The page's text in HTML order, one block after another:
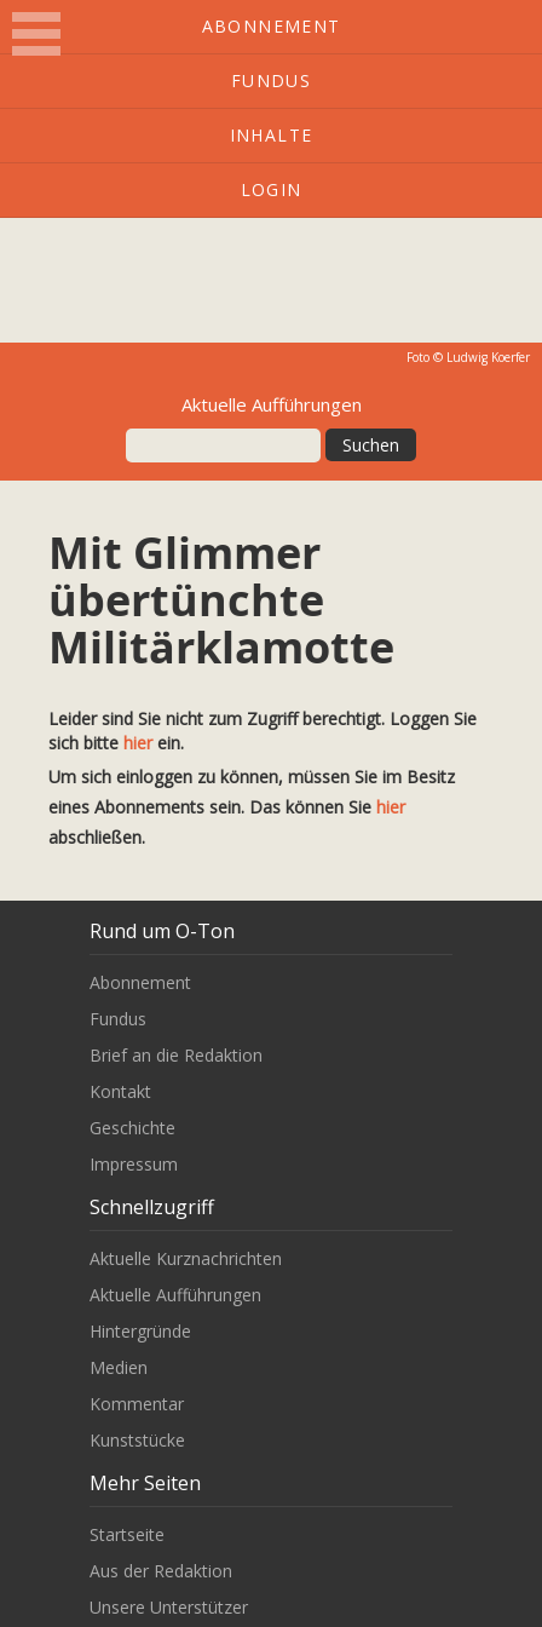
ABONNEMENT
FUNDUS
INHALTE
LOGIN
O-Ton
Kulturmagazin mit Charakter
Foto © Ludwig Koerfer
Aktuelle Aufführungen
Mit Glimmer
übertünchte
Militärklamotte
Leider sind Sie nicht zum Zugriff berechtigt. Loggen Sie
sich bitte hierein.
Um sich einloggen zu können, müssen Sie im Besitz
eines Abonnements sein. Das können Sie hier
abschließen.
Rund um O-Ton
Abonnement
Fundus
Brief an die Redaktion
Kontakt
Geschichte
Impressum
Schnellzugriff
Aktuelle Kurznachrichten
Aktuelle Aufführungen
Hintergründe
Medien
Kommentar
Kunststücke
Mehr Seiten
Startseite
Aus der Redaktion
Unsere Unterstützer